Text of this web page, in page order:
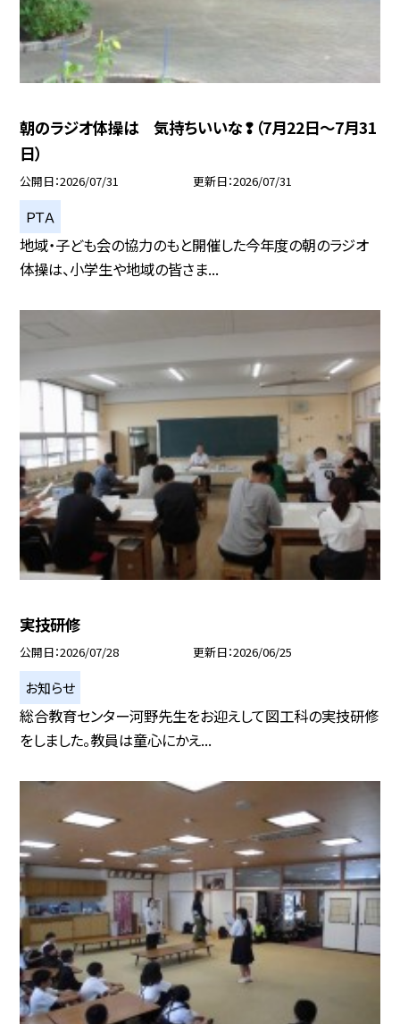
朝のラジオ体操は 気持ちいいな❢（7月22日～7月31
日）
公開日 2026/07/31 更新日 2026/07/31
ＰＴＡ
地域・子ども会の協力のもと開催した今年度の朝のラジオ
体操は、小学生や地域の皆さま...
実技研修
公開日 2026/07/28 更新日 2026/06/25
お知らせ
総合教育センター河野先生をお迎えして図工科の実技研修
をしました。教員は童心にかえ...